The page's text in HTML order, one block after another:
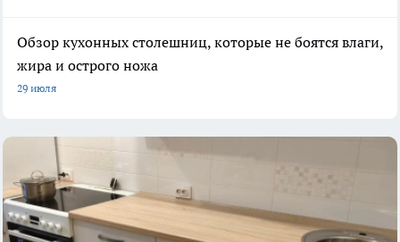
Обзор кухонных столешниц, которые не боятся влаги,
жира и острого ножа
29 июля